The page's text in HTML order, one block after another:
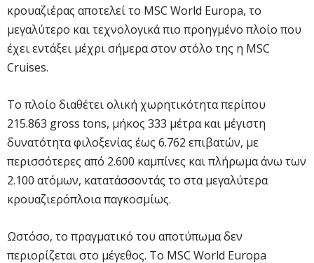
κρουαζιέρας αποτελεί το MSC World Europa, το
μεγαλύτερο και τεχνολογικά πιο προηγμένο πλοίο που
έχει εντάξει μέχρι σήμερα στον στόλο της η MSC
Cruises.
Το πλοίο διαθέτει ολική χωρητικότητα περίπου
215.863 gross tons, μήκος 333 μέτρα και μέγιστη
δυνατότητα φιλοξενίας έως 6.762 επιβατών, με
περισσότερες από 2.600 καμπίνες και πλήρωμα άνω των
2.100 ατόμων, κατατάσσοντάς το στα μεγαλύτερα
κρουαζιερόπλοια παγκοσμίως.
Ωστόσο, το πραγματικό του αποτύπωμα δεν
περιορίζεται στο μέγεθος. Το MSC World Europa